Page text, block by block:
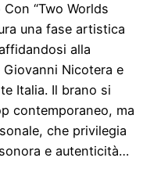
“Two Worlds
una fase artistica
alla
Nicotera e
Italia. Il brano si
contemporaneo, ma
che privilegia
e autenticità…